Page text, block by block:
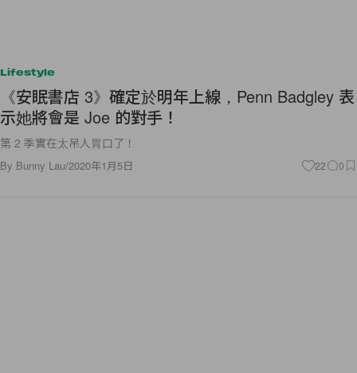
Lifestyle
《安眠書店 3》確定於明年上線，Penn Badgley 表
示她將會是 Joe 的對手！
第 2 季實在太吊人胃口了！
By Bunny Lau/2020年1月5日 22 0